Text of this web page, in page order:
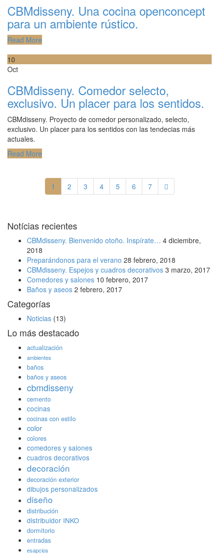
CBMdisseny. Una cocina openconcept
para un ambiente rústico.
Read More
10
Oct
CBMdisseny. Comedor selecto,
exclusivo. Un placer para los sentidos.
CBMdisseny. Proyecto de comedor personalizado, selecto,
exclusivo. Un placer para los sentidos con las tendecias más
actuales.
Read More
1 2 3 4 5 6 7
Notícias recientes
CBMdisseny. Bienvenido otoño. Inspírate… 4 diciembre,
2018
Preparándonos para el verano 28 febrero, 2018
CBMdisseny. Espejos y cuadros decorativos 3 marzo, 2017
Comedores y salones 10 febrero, 2017
Baños y aseos 2 febrero, 2017
Categorías
Noticias (13)
Lo más destacado
actualización
ambientes
baños
baños y aseos
cbmdisseny
cemento
cocinas
cocinas con estilo
color
colores
comedores y salones
cuadros decorativos
decoración
decoración exterior
dibujos personalizados
diseño
distribución
distribuidor INKO
dormitorio
entradas
esapcios